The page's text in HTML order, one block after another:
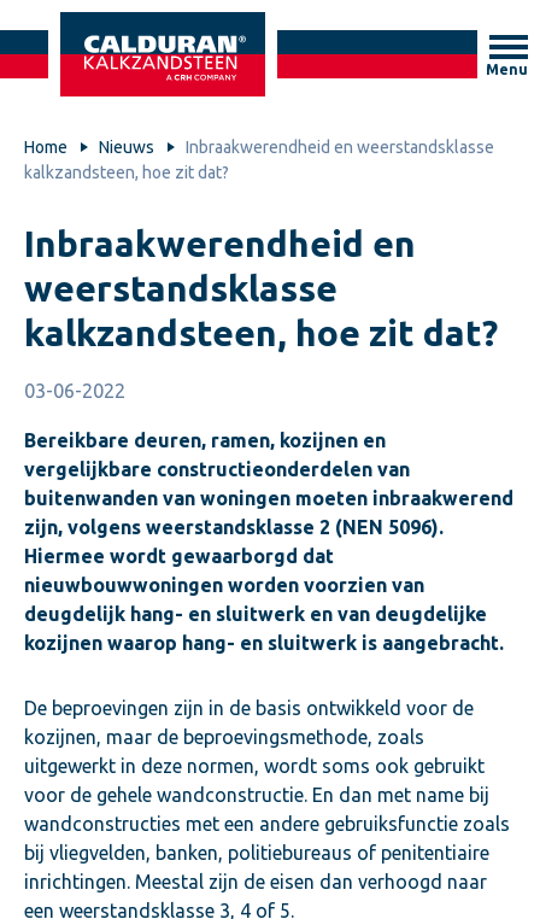
Menu
Home Nieuws
Inbraakwerendheid en weerstandsklasse
kalkzandsteen, hoe zit dat?
Inbraakwerendheid en
weerstandsklasse
kalkzandsteen, hoe zit dat?
03-06-2022
Bereikbare deuren, ramen, kozijnen en
vergelijkbare constructieonderdelen van
buitenwanden van woningen moeten inbraakwerend
zijn, volgens weerstandsklasse 2 (NEN 5096).
Hiermee wordt gewaarborgd dat
nieuwbouwwoningen worden voorzien van
deugdelijk hang- en sluitwerk en van deugdelijke
kozijnen waarop hang- en sluitwerk is aangebracht.
De beproevingen zijn in de basis ontwikkeld voor de
kozijnen, maar de beproevingsmethode, zoals
uitgewerkt in deze normen, wordt soms ook gebruikt
voor de gehele wandconstructie. En dan met name bij
wandconstructies met een andere gebruiksfunctie zoals
bij vliegvelden, banken, politiebureaus of penitentiaire
inrichtingen. Meestal zijn de eisen dan verhoogd naar
een weerstandsklasse 3, 4 of 5.